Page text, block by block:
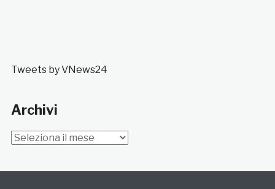
Tweets by VNews24
Archivi
Archivi